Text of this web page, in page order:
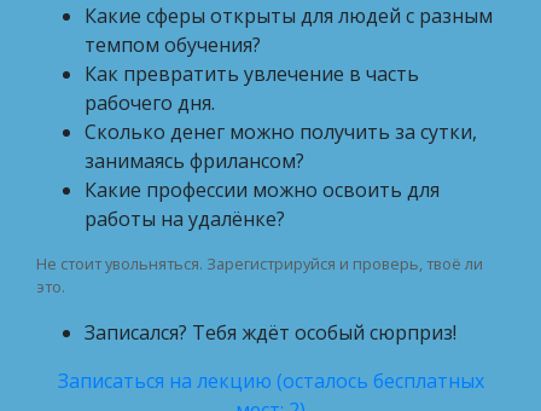
Какие сферы открыты для людей с разным
темпом обучения?
Как превратить увлечение в часть
рабочего дня.
Сколько денег можно получить за сутки,
занимаясь фрилансом?
Какие профессии можно освоить для
работы на удалёнке?
Не стоит увольняться. Зарегистрируйся и проверь, твоё ли
это.
Записался? Тебя ждёт особый сюрприз!
Записаться на лекцию (осталось бесплатных